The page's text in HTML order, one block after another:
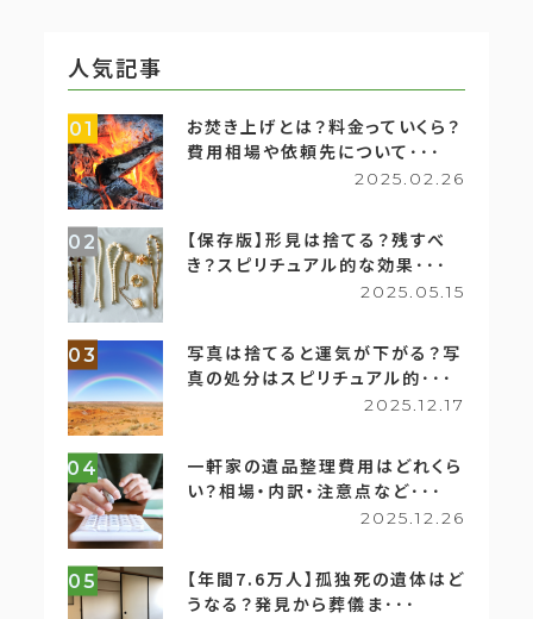
人気記事
01
お焚き上げとは？料金っていくら？
費用相場や依頼先について･･･
2025.02.26
02
【保存版】形見は捨てる？残すべ
き？スピリチュアル的な効果･･･
2025.05.15
03
写真は捨てると運気が下がる？写
真の処分はスピリチュアル的･･･
2025.12.17
04
一軒家の遺品整理費用はどれくら
い？相場・内訳・注意点など･･･
2025.12.26
05
【年間7.6万人】孤独死の遺体はど
うなる？発見から葬儀ま･･･